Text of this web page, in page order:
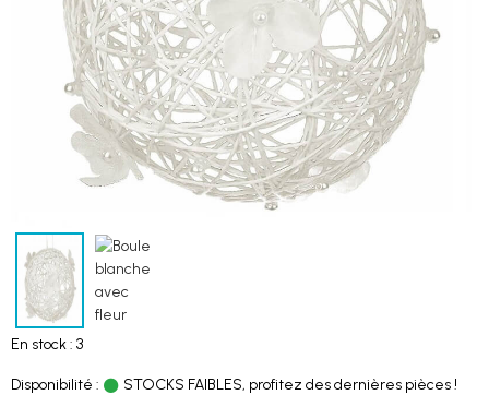
En stock : 3
Disponibilité : STOCKS FAIBLES, profitez des dernières pièces !